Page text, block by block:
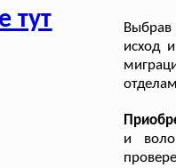
тут
исход
и